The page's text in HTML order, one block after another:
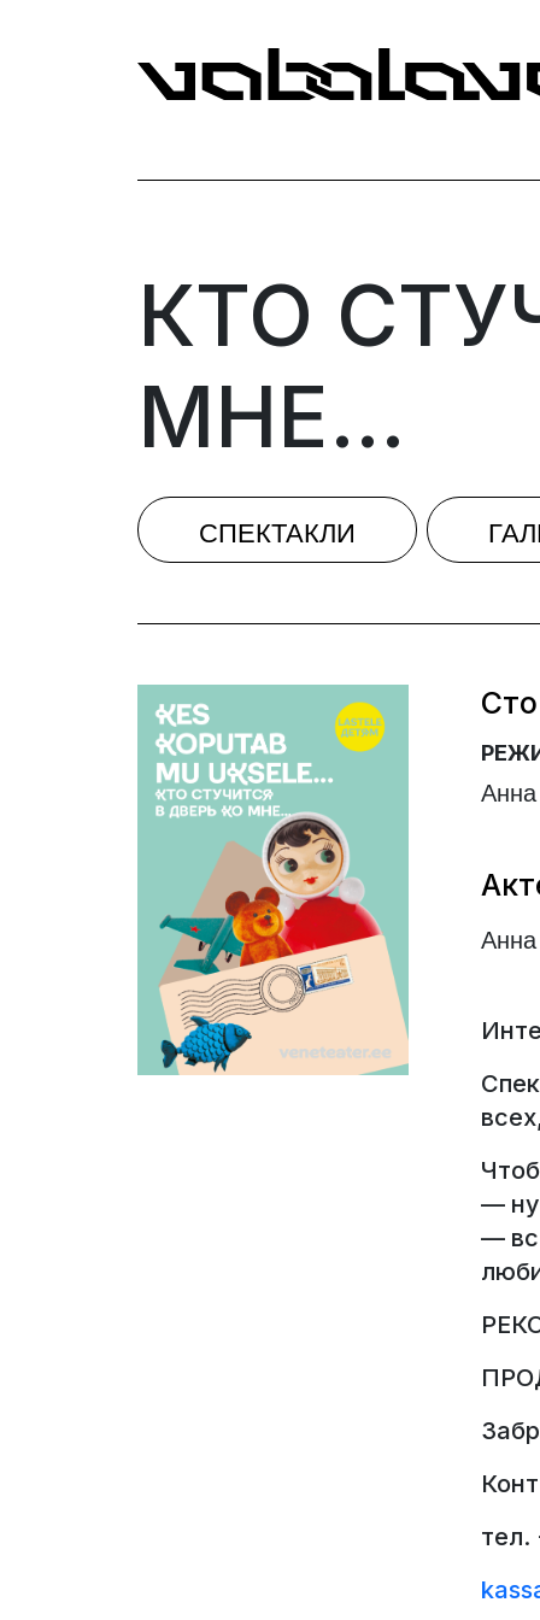
КТО
МНЕ…
СПЕКТАКЛИ
—
—
тел.